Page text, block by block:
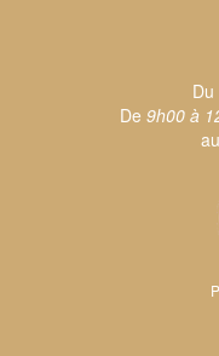
De 9h00 à
au